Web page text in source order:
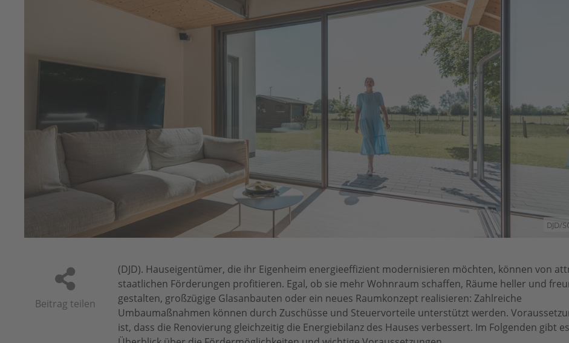
DJD/
Beitrag teilen
(DJD). Hauseigentümer, die ihr Eigenheim energieeffizient modernisieren möchten, können von
staatlichen Förderungen profitieren. Egal, ob sie mehr Wohnraum schaffen, Räume heller und
gestalten, großzügige Glasanbauten oder ein neues Raumkonzept realisieren: Zahlreiche
Umbaumaßnahmen können durch Zuschüsse und Steuervorteile unterstützt werden.
ist, dass die Renovierung gleichzeitig die Energiebilanz des Hauses verbessert. Im Folgenden gibt